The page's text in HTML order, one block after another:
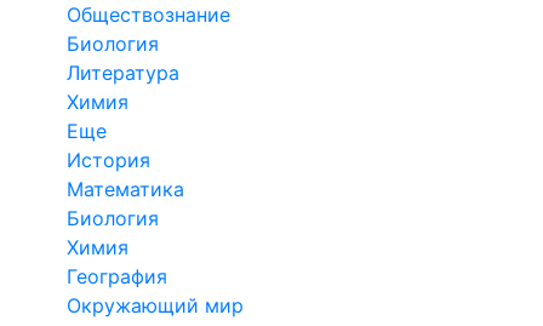
Обществознание
Биология
Литература
Химия
Еще
История
Математика
Биология
Химия
География
Окружающий мир